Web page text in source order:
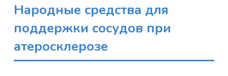
Народные средства для
поддержки сосудов при
атеросклерозе